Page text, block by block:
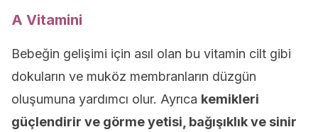
A Vitamini
Bebeğin gelişimi için asıl olan bu vitamin cilt gibi
dokuların ve muköz membranların düzgün
oluşumuna yardımcı olur. Ayrıca kemikleri
güçlendirir ve görme yetisi, bağışıklık ve sinir